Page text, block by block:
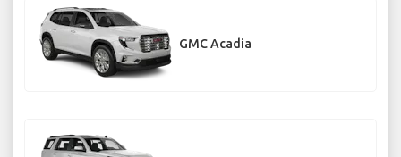
GMC Acadia